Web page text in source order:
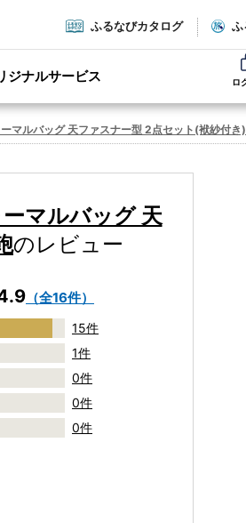
ふるなびカタログ ふ
ジナルサービス ロ
マルバッグ 天ファスナー型 2点セット(袱紗付
マルバッグ 天
のレビュー
（全16件）
15件
1件
0件
0件
0件